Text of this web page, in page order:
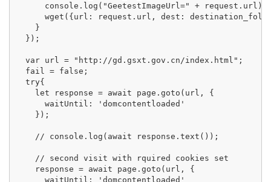
      console.log("GeetestImageUrl=" + request.url);
wget({url: request.url, dest:
    }
  });
  var url = "http://gd.gsxt.gov.cn/index.html";
  fail = false;
  try{
    let response = await page.goto(url, {
      waitUntil: 'domcontentloaded'
    });
    // console.log(await response.text());
    // second visit with rquired cookies set
    response = await page.goto(url, {
      waitUntil: 'domcontentloaded'